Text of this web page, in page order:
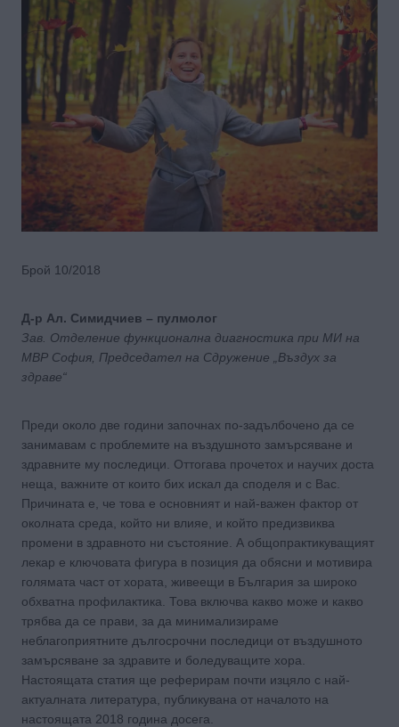
Брой 10/2018
Д-р Ал. Симидчиев – пулмолог
Зав. Отделение функционална диагностика при МИ на
МВР София, Председател на Сдружение „Въздух за
здраве“
Преди около две години започнах по-задълбочено да се
занимавам с проблемите на въздушното замърсяване и
здравните му последици. Оттогава прочетох и научих доста
неща, важните от които бих искал да споделя и с Вас.
Причината е, че това е основният и най-важен фактор от
околната среда, който ни влияе, и който предизвиква
промени в здравното ни състояние. А общопрактикуващият
лекар е ключовата фигура в позиция да обясни и мотивира
голямата част от хората, живеещи в България за широко
обхватна профилактика. Това включва какво може и какво
трябва да се прави, за да минимализираме
неблагоприятните дългосрочни последици от въздушното
замърсяване за здравите и боледуващите хора.
Настоящата статия ще реферирам почти изцяло с най-
актуалната литература, публикувана от началото на
настоящата 2018 година досега.